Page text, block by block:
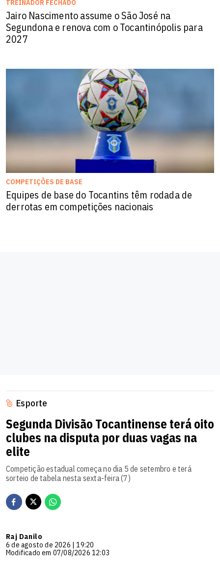
TREINADOR FECHADO
Jairo Nascimento assume o São José na
Segundona e renova com o Tocantinópolis para
2027
COMPETIÇÕES DE BASE
Equipes de base do Tocantins têm rodada de
derrotas em competições nacionais
Esporte
Segunda Divisão Tocantinense terá oito
clubes na disputa por duas vagas na
elite
Competição estadual começa no dia 5 de setembro e terá
sorteio de tabela nesta sexta-feira (7)
Raj Danilo
6 de agosto de 2026 | 19:20
Modificado em 07/08/2026 12:03